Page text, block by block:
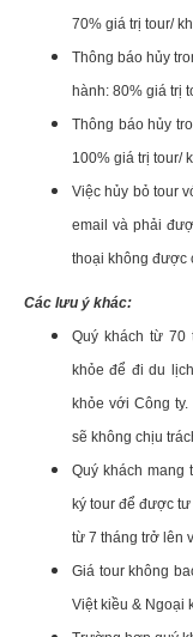
70% giá trị tour/
Thông báo hủy
hành: 80% giá trị
Thông báo hủy
100% giá trị tour/
Việc hủy bỏ tour
email và phải
thoại không được
Các lưu ý khác:
Quý khách từ 70
khỏe để đi du
khỏe với Công
sẽ không chịu
Quý khách mang
ký tour để được
từ 7 tháng trở lên
Giá tour không
Việt kiều & Ngoại